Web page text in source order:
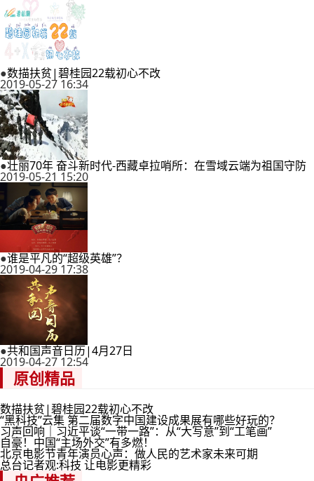
●数描扶贫|碧桂园22载初心不改
2019-05-27 16:34
●壮丽70年 奋斗新时代-西藏卓拉哨所：在雪域云端为祖国守防
2019-05-21 15:20
●谁是平凡的“超级英雄”？
2019-04-29 17:38
●共和国声音日历|4月27日
2019-04-27 12:54
原创精品
数描扶贫|碧桂园22载初心不改
“黑科技”云集 第二届数字中国建设成果展有哪些好玩的？
习声回响｜习近平谈“一带一路”：从“大写意”到“工笔画”
自豪！中国“主场外交”有多燃！
北京电影节青年演员心声：做人民的艺术家未来可期
总台记者观:科技 让电影更精彩